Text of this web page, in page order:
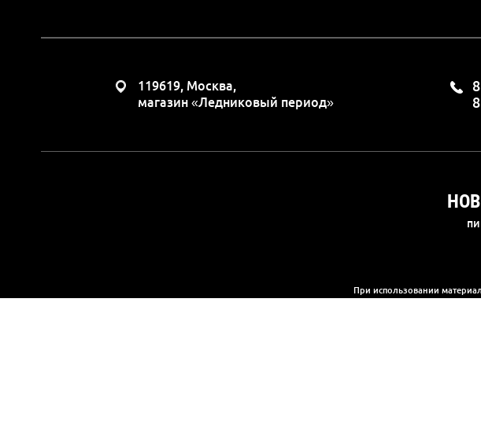
119619, Москва,
магазин «Ледниковый период»
При использовании